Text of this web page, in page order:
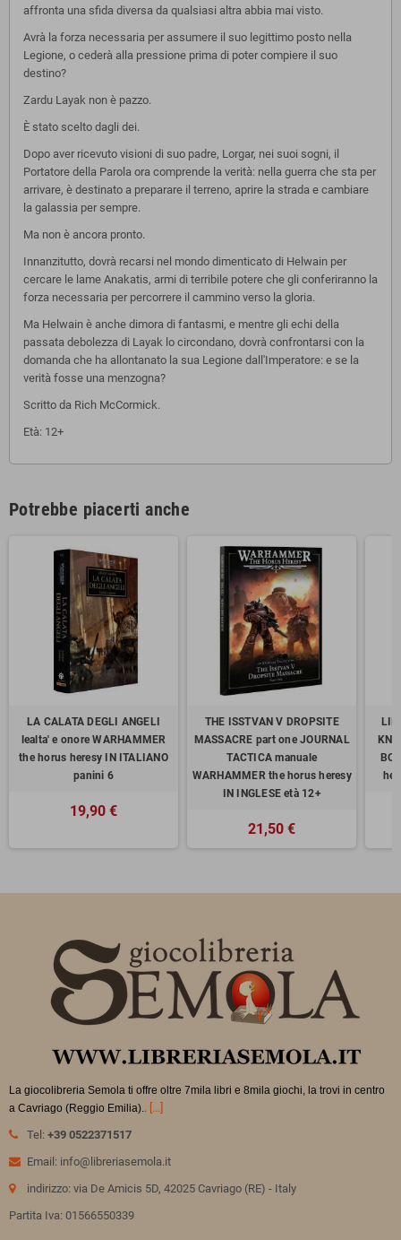
affronta una sfida diversa da qualsiasi altra abbia mai visto.
Avrà la forza necessaria per assumere il suo legittimo posto nella
Legione, o cederà alla pressione prima di poter compiere il suo
destino?
Zardu Layak non è pazzo.
È stato scelto dagli dei.
Dopo aver ricevuto visioni di suo padre, Lorgar, nei suoi sogni, il
Portatore della Parola ora comprende la verità: nella guerra che sta per
arrivare, è destinato a preparare il terreno, aprire la strada e cambiare
la galassia per sempre.
Ma non è ancora pronto.
Innanzitutto, dovrà recarsi nel mondo dimenticato di Helwain per
cercare le lame Anakatis, armi di terribile potere che gli conferiranno la
forza necessaria per percorrere il cammino verso la gloria.
Ma Helwain è anche dimora di fantasmi, e mentre gli echi della
passata debolezza di Layak lo circondano, dovrà confrontarsi con la
domanda che ha allontanato la sua Legione dall'Imperatore: e se la
verità fosse una menzogna?
Scritto da Rich McCormick.
Età: 12+
Potrebbe piacerti anche
LA CALATA DEGLI ANGELI
lealta' e onore WARHAMMER
the horus heresy IN ITALIANO
panini 6
19,90 €
THE ISSTVAN V DROPSITE
MASSACRE part one JOURNAL
TACTICA manuale
WARHAMMER the horus heresy
IN INGLESE età 12+
21,50 €
La giocolibreria Semola ti offre oltre 7mila libri e 8mila giochi, la trovi in centro
a Cavriago (Reggio Emilia).. [...]
Tel: +39 0522371517
Email: info@libreriasemola.it
indirizzo: via De Amicis 5D, 42025 Cavriago (RE) - Italy
Partita Iva: 01566550339